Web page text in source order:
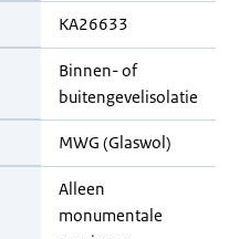
KA26633
Binnen- of
buitengevelisolatie
MWG (Glaswol)
Alleen
monumentale